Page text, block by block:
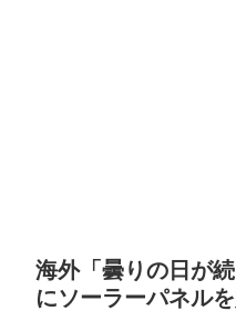
海外「曇りの日が
にソーラーパネル